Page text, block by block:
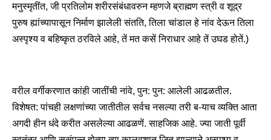
मनुस्मृतींत, जी प्रतिलोम शरीरसंबंधावरुन म्हणजे ब्राह्मण स्त्री व शूद्र
पुरुष ह्यांच्यापासून निर्माण झालेली संतति, तिला चांडाल हे नांव देऊन तिला
अस्पृश्य व बहिष्कृत ठरविले आहे, तें मत कसें निराधार आहे तें उघड होतें.)
वरील वर्गीकरणात कांही जातींची नांवे, पुन: पुन: आलेली आढळतील.
विशेषत: पांचही लक्षणांच्या जातीतील सर्वच नसल्या तरी ब-याच व्यक्ति आता
अगदी हीन धंदे करीत असलेल्या आढळणें. साहजिक आहे. ज्या जाती पूर्वी